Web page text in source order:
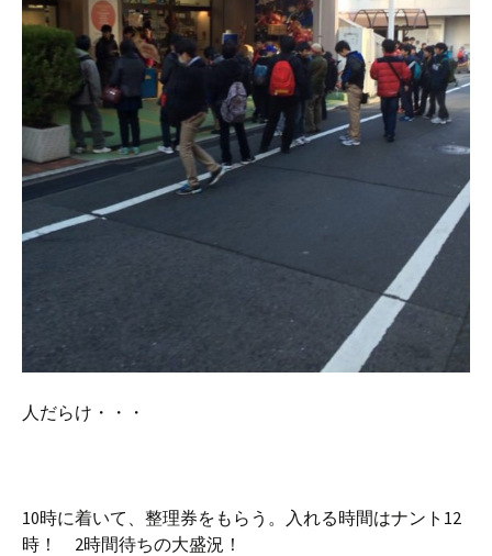
人だらけ・・・
10時に着いて、整理券をもらう。入れる時間はナント12
時！ 2時間待ちの大盛況！